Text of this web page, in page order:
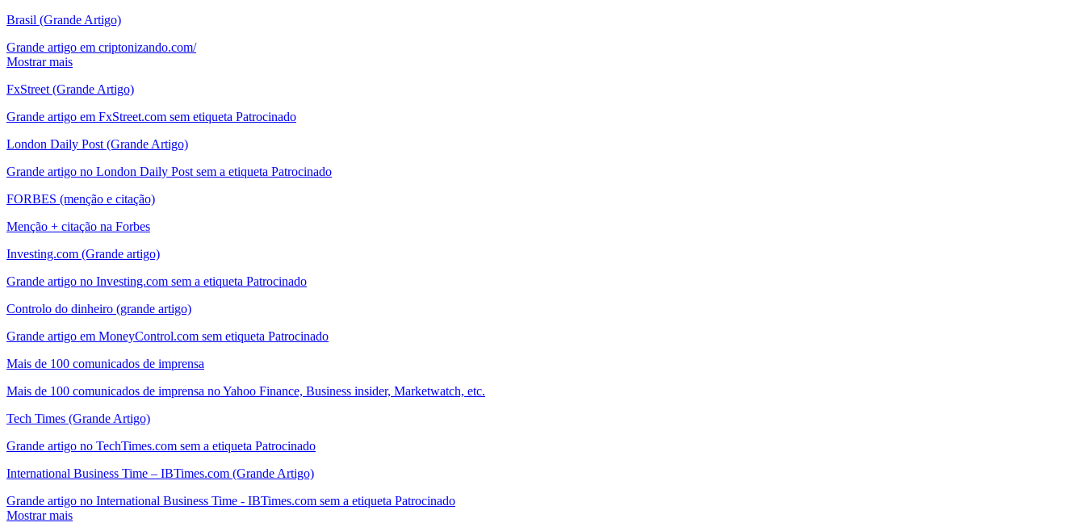
Brasil (Grande Artigo)
Grande artigo em criptonizando.com/
Mostrar mais
FxStreet (Grande Artigo)
Grande artigo em FxStreet.com sem etiqueta Patrocinado
London Daily Post (Grande Artigo)
Grande artigo no London Daily Post sem a etiqueta Patrocinado
FORBES (menção e citação)
Menção + citação na Forbes
Investing.com (Grande artigo)
Grande artigo no Investing.com sem a etiqueta Patrocinado
Controlo do dinheiro (grande artigo)
Grande artigo em MoneyControl.com sem etiqueta Patrocinado
Mais de 100 comunicados de imprensa
Mais de 100 comunicados de imprensa no Yahoo Finance, Business insider, Marketwatch, etc.
Tech Times (Grande Artigo)
Grande artigo no TechTimes.com sem a etiqueta Patrocinado
International Business Time – IBTimes.com (Grande Artigo)
Grande artigo no International Business Time - IBTimes.com sem a etiqueta Patrocinado
Mostrar mais